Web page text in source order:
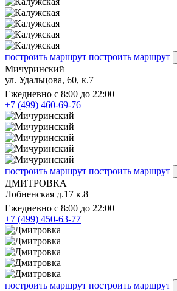
построить маршрут построить маршрут
Мичуринский
ул. Удальцова, 60, к.7
Ежедневно с 8:00 до 22:00
+7 (499) 460-69-76
построить маршрут построить маршрут
ДМИТРОВКА
Лобненская д.17 к.8
Ежедневно с 8:00 до 22:00
+7 (499) 450-63-77
построить маршрут построить маршрут